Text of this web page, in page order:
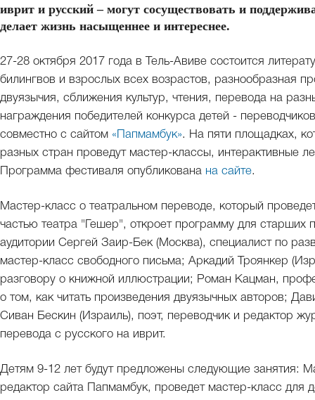
иврит и русский – могут сосуществовать и
делает жизнь насыщеннее и интереснее.
27-28 октября 2017 года в Тель-Авиве состоится
билингвов и взрослых всех возрастов, разнообразная
двуязычия, сближения культур, чтения, перевода на
награждения победителей конкурса детей -
совместно с сайтом «Папмамбук». На пяти площадках,
разных стран проведут мастер-классы, интерактивные
Программа фестиваля опубликована на сайте.
Мастер-класс о театральном переводе, который
частью театра "Гешер", откроет программу для старших
аудитории Сергей Заир-Бек (Москва), специалист по
мастер-класс свободного письма; Аркадий Троянкер
разговору о книжной иллюстрации; Роман Кацман,
о том, как читать произведения двуязычных авторов;
Сиван Бескин (Израиль), поэт, переводчик и редактор
перевода с русского на иврит.
Детям 9-12 лет будут предложены следующие занятия:
редактор сайта Папмамбук, проведет мастер-класс для